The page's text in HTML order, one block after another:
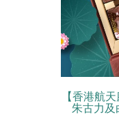
【香港航
朱古力及